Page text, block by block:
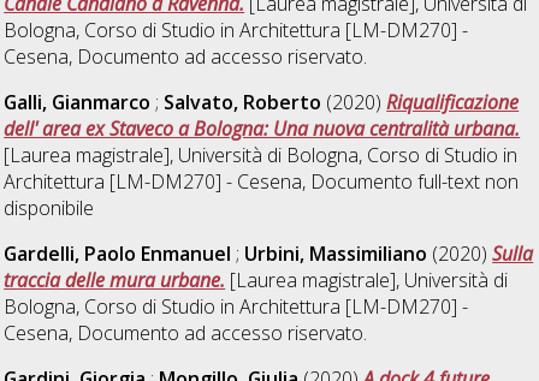
Bologna, Corso di Studio inArchitettura [LM-DM270] -
Cesena, Documento ad accesso riservato.
Galli, Gianmarco ; Salvato, Roberto (2020)Riqualificazione
dell' area ex Staveco a Bologna: Una nuova centralità urbana.
[Laurea magistrale], Università di Bologna, Corso di Studio in
Architettura [LM-DM270] - Cesena, Documento full-text non
disponibile
Gardelli, Paolo Enmanuel ; Urbini, Massimiliano (2020)Sulla
traccia delle mura urbane. [Laurea magistrale], Università di
Bologna, Corso di Studio inArchitettura [LM-DM270] -
Cesena, Documento ad accesso riservato.